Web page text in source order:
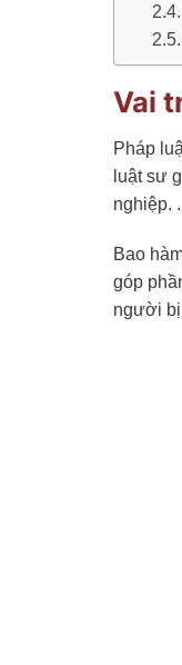
Vai
Pháp
luật sư
nghiệp.
Bao
góp
người